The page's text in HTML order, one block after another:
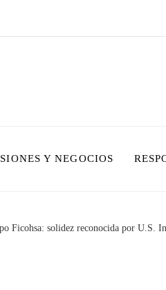
Y NEGOCIOS
Ficohsa: solidez reconocida por U.S.